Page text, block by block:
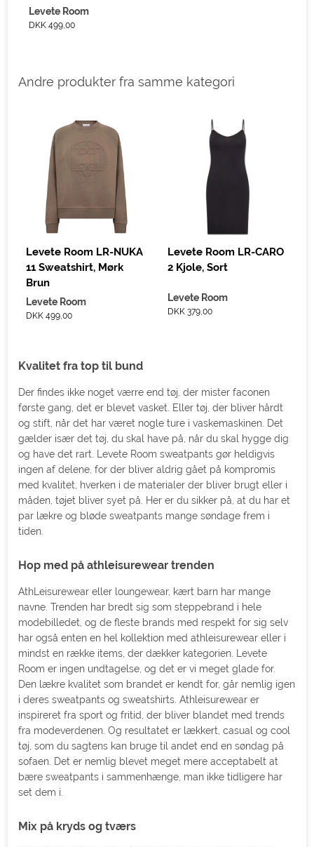
Levete Room
DKK 499,00
Andre produkter fra samme kategori
Levete Room LR-NUKA
11 Sweatshirt, Mørk
Brun
Levete Room
DKK 499,00
Levete Room LR-CARO
2 Kjole, Sort
Levete Room
DKK 379,00
Kvalitet fra top til bund
Der findes ikke noget værre end tøj, der mister faconen
første gang, det er blevet vasket. Eller tøj, der bliver hårdt
og stift, når det har været nogle ture i vaskemaskinen. Det
gælder især det tøj, du skal have på, når du skal hygge dig
og have det rart. Levete Room sweatpants gør heldigvis
ingen af delene, for der bliver aldrig gået på kompromis
med kvalitet, hverken i de materialer der bliver brugt eller i
måden, tøjet bliver syet på. Her er du sikker på, at du har et
par lækre og bløde sweatpants mange søndage frem i
tiden.
Hop med på athleisurewear trenden
AthLeisurewear eller loungewear, kært barn har mange
navne. Trenden har bredt sig som steppebrand i hele
modebilledet, og de fleste brands med respekt for sig selv
har også enten en hel kollektion med athleisurewear eller i
mindst en række items, der dækker kategorien. Levete
Room er ingen undtagelse, og det er vi meget glade for.
Den lækre kvalitet som brandet er kendt for, går nemlig igen
i deres sweatpants og sweatshirts. Athleisurewear er
inspireret fra sport og fritid, der bliver blandet med trends
fra modeverdenen. Og resultatet er lækkert, casual og cool
tøj, som du sagtens kan bruge til andet end en søndag på
sofaen. Det er nemlig blevet meget mere acceptabelt at
bære sweatpants i sammenhænge, man ikke tidligere har
set dem i.
Mix på kryds og tværs